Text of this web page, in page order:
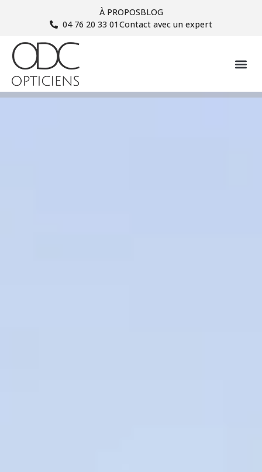
À PROPOSBLOG
04 76 20 33 01Contact avec un expert